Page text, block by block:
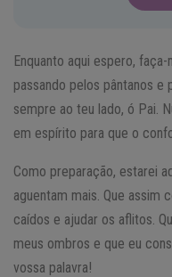
Enquanto aqui espero,
passando pelos pântanos
sempre ao teu lado, ó Pai.
em espírito para que o
Como preparação, estarei
aguentam mais. Que assim
caídos e ajudar os aflitos.
meus ombros e que eu
vossa palavra!